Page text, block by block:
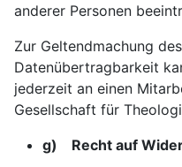
anderer Personen
Zur Geltendmachung
Datenübertragbarkeit
jederzeit an einen
Gesellschaft für
g) Recht auf